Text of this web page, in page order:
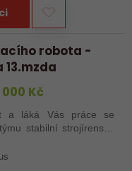
robota -
Kč
a láká Vás práce se
stabilní strojírenské
své zkušenosti se